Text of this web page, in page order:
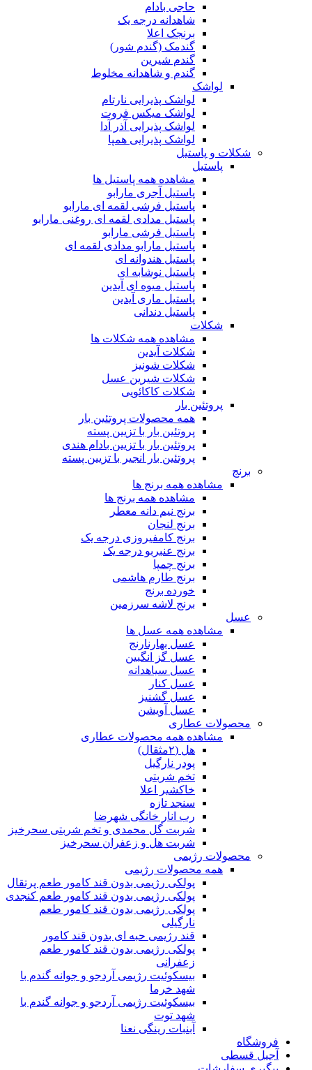
حاجی بادام
شاهدانه درجه یک
برنجک اعلا
گندمک (گندم شور)
گندم شیرین
گندم و شاهدانه مخلوط
لواشک
لواشک پذیرایی نارتام
لواشک میکس فروت
لواشک پذیرایی آذر آدا
لواشک پذیرایی همپا
شکلات و پاستیل
پاستیل
مشاهده همه پاستیل ها
پاستیل آجری مارابو
پاستیل فرشی لقمه ای مارابو
پاستیل مدادی لقمه ای روغنی مارابو
پاستیل فرشی مارابو
پاستیل مارابو مدادی لقمه ای
پاستیل هندوانه ای
پاستیل نوشابه ای
پاستیل میوه ای آیدین
پاستیل ماری آیدین
پاستیل دندانی
شکلات
مشاهده همه شکلات ها
شکلات آیدین
شکلات شونیز
شکلات شیرین عسل
شکلات کاکائویی
پروتئین بار
همه محصولات پروتئین بار
پروتئین بار با تزیین پسته
پروتئین بار با تزیین بادام هندی
پروتئین بار انجیر با تزیین پسته
برنج
مشاهده همه برنج ها
مشاهده همه برنج ها
برنج نیم دانه معطر
برنج لنجان
برنج کامفیروزی درجه یک
برنج عنبربو درجه یک
برنج چمپا
برنج طارم هاشمی
خورده برنج
برنج لاشه سرزمین
عسل
مشاهده همه عسل ها
عسل بهارنارنج
عسل گز انگبین
عسل سیاهدانه
عسل کنار
عسل گشنیز
عسل آویشن
محصولات عطاری
مشاهده همه محصولات عطاری
هل (۲مثقال)
پودر نارگیل
تخم شربتی
خاکشیر اعلا
سنجد تازه
رب انار خانگی شهرضا
شربت گل محمدی و تخم شربتی سحرخیز
شربت هل و زعفران سحرخیز
محصولات رژیمی
همه محصولات رژیمی
پولکی رژیمی بدون قند کامور طعم پرتقال
پولکی رژیمی بدون قند کامور طعم کنجدی
پولکی رژیمی بدون قند کامور طعم
نارگیلی
قند رژیمی حبه ای بدون قند کامور
پولکی رژیمی بدون قند کامور طعم
زعفرانی
بيسکوئيت رژیمی آردجو و جوانه گندم با
شهد خرما
بيسکوئيت رژیمی آردجو و جوانه گندم با
شهد توت
آبنبات رینگی نعنا
فروشگاه
آجیل قسطی